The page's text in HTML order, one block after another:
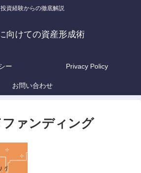
投資経験からの徹底解説
向けての資産形成術
ー Privacy Policy
お問い合わせ
ァンディング